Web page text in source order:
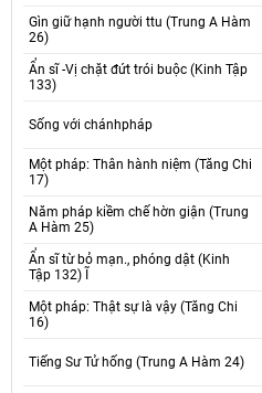
Gìn giữ hạnh người ttu (Trung A Hàm
26)
Ẩn sĩ -Vị chặt đứt trói buộc (Kinh Tập
133)
Sống với chánhpháp
Một pháp: Thân hành niệm (Tăng Chi
17)
Năm pháp kiềm chế hờn giận (Trung
A Hàm 25)
Ẩn sĩ từ bỏ mạn., phóng dật (Kinh
Tập 132) Ĩ
Một pháp: Thật sự là vậy (Tăng Chi
16)
Tiếng Sư Tử hống (Trung A Hàm 24)